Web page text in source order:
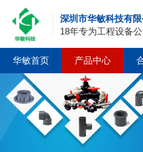
深圳市华敏科技有限
18年专为工程设备
华敏首页 产品中心